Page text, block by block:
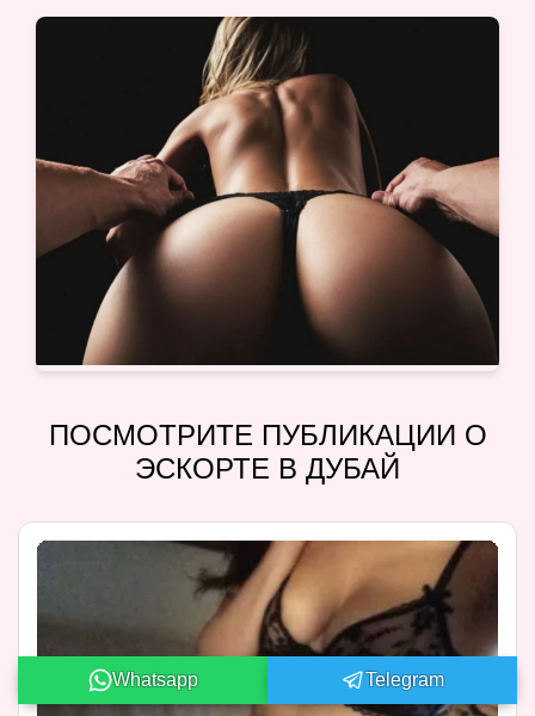
ПОСМОТРИТЕ ПУБЛИКАЦИИ О
ЭСКОРТЕ В ДУБАЙ
Whatsapp Telegram